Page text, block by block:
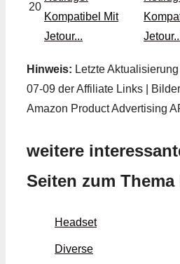
20
Hinweis: Letzte
07-09 der Affiliate Links |
Amazon Product Advertising
weitere
Seiten zum Thema
Headset
Diverse